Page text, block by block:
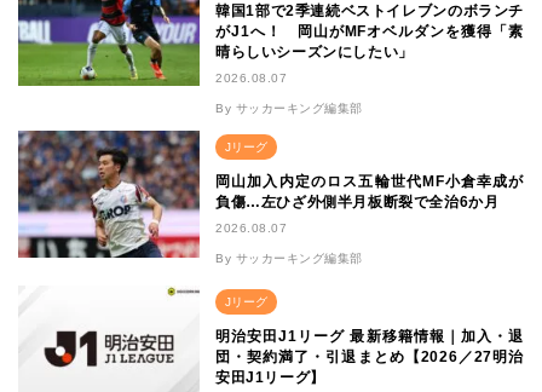
韓国1部で2季連続ベストイレブンのボランチ
がJ1へ！ 岡山がMFオベルダンを獲得「素
晴らしいシーズンにしたい」
2026.08.07
By サッカーキング編集部
Jリーグ
岡山加入内定のロス五輪世代MF小倉幸成が
負傷…左ひざ外側半月板断裂で全治6か月
2026.08.07
By サッカーキング編集部
Jリーグ
明治安田J1リーグ 最新移籍情報｜加入・退
団・契約満了・引退まとめ【2026／27明治
安田J1リーグ】